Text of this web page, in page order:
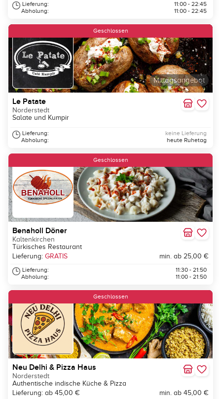
Lieferung:
Abholung:
11:00 - 22:45
11:00 - 22:45
Mittagsangebot
Geschlossen
Le Patate
Norderstedt
Salate und Kumpir
Lieferung:
Abholung:
keine Lieferung
heute Ruhetag
Geschlossen
Benaholl Döner
Kaltenkirchen
Türkisches Restaurant
Lieferung: GRATIS min. ab 25,00 €
Lieferung:
Abholung:
11:30 - 21:50
11:00 - 21:50
Geschlossen
Neu Delhi & Pizza Haus
Norderstedt
Authentische indische Küche & Pizza
Lieferung: ab 45,00 €
min. ab 45,00 €